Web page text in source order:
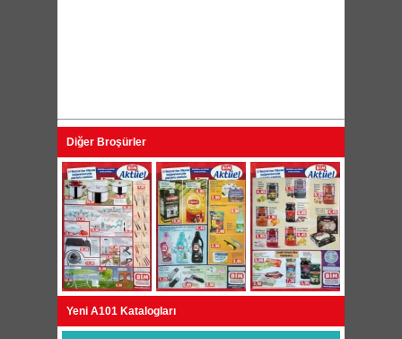
Diğer Broşürler
Yeni A101 Katalogları